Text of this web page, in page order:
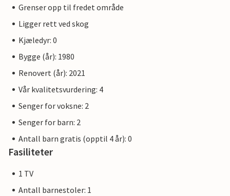
Grenser opp til fredet område
Ligger rett ved skog
Kjæledyr: 0
Bygge (år): 1980
Renovert (år): 2021
Vår kvalitetsvurdering: 4
Senger for voksne: 2
Senger for barn: 2
Antall barn gratis (opptil 4 år): 0
Fasiliteter
1 TV
Antall barnestoler: 1